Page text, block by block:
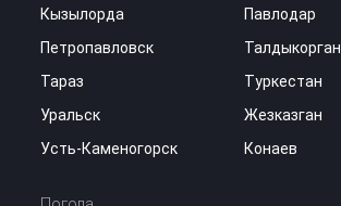
Кызылорда
Павлодар
Петропавловск
Талдыкорган
Тараз
Туркестан
Уральск
Жезказган
Усть-Каменогорск
Конаев